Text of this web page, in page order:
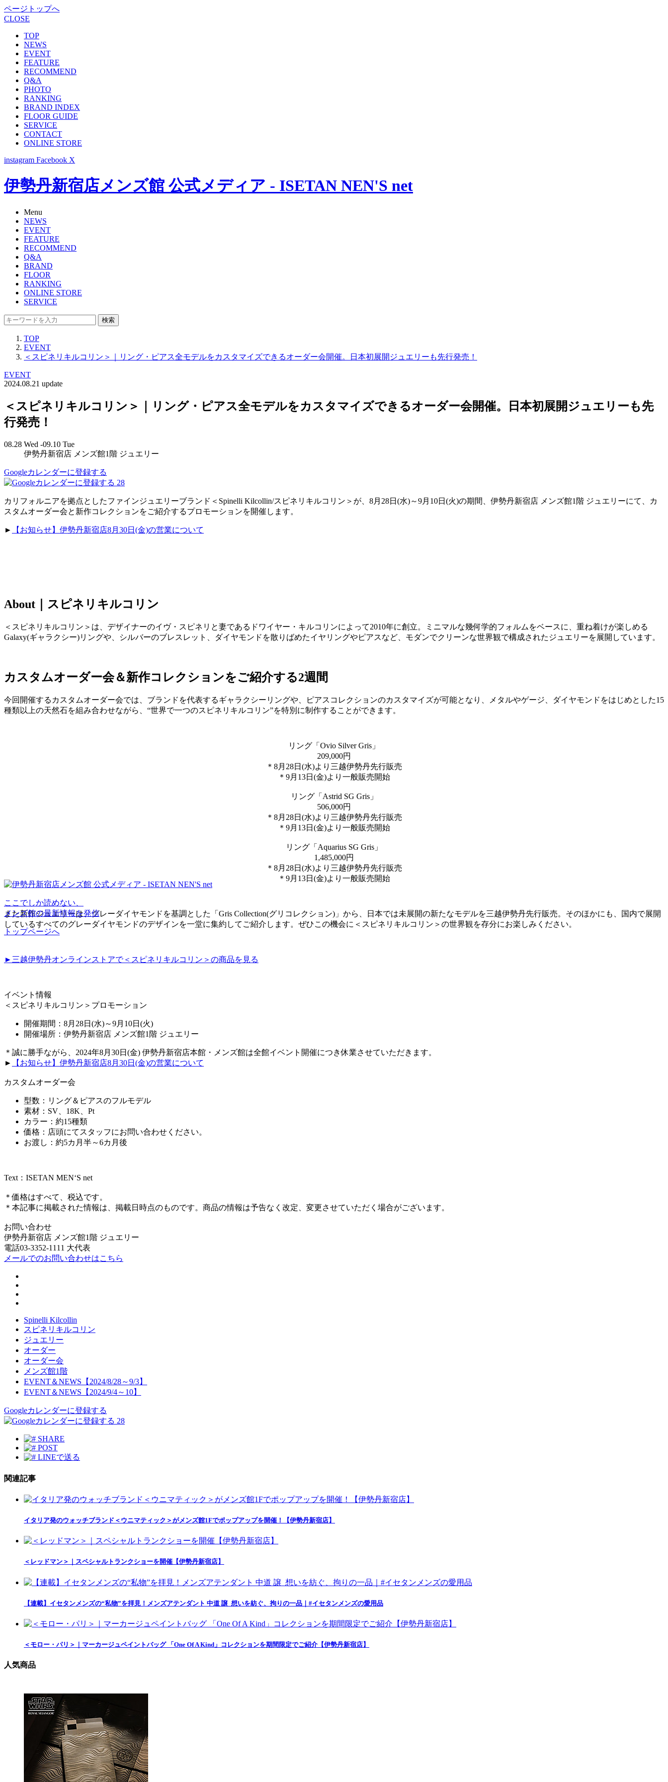
ページトップへ
CLOSE
TOP
NEWS
EVENT
FEATURE
RECOMMEND
Q&A
PHOTO
RANKING
BRAND INDEX
FLOOR GUIDE
SERVICE
CONTACT
ONLINE STORE
instagram Facebook X
伊勢丹新宿店メンズ館 公式メディア - ISETAN NEN'S net
Menu
NEWS
EVENT
FEATURE
RECOMMEND
Q&A
BRAND
FLOOR
RANKING
ONLINE STORE
SERVICE
検索
TOP
EVENT
＜スピネリキルコリン＞｜リング・ピアス全モデルをカスタマイズできるオーダー会開催。日本初展開ジュエリーも先行発売！
EVENT
2024.08.21 update
＜スピネリキルコリン＞｜リング・ピアス全モデルをカスタマイズできるオーダー会開催。日本初展開ジュエリーも先
行発売！
08.28 Wed -09.10 Tue
伊勢丹新宿店 メンズ館1階 ジュエリー
Googleカレンダーに登録する
28
カリフォルニアを拠点としたファインジュエリーブランド＜Spinelli Kilcollin/スピネリキルコリン＞が、8月28日(水)～9月10日(火)の期間、伊勢丹新宿店 メンズ館1階 ジュエリーにて、カ
スタムオーダー会と新作コレクションをご紹介するプロモーションを開催します。
► 【お知らせ】伊勢丹新宿店8月30日(金)の営業について
About｜スピネリキルコリン
＜スピネリキルコリン＞は、デザイナーのイヴ・スピネリと妻であるドワイヤー・キルコリンによって2010年に創立。ミニマルな幾何学的フォルムをベースに、重ね着けが楽しめる
Galaxy(ギャラクシー)リングや、シルバーのブレスレット、ダイヤモンドを散りばめたイヤリングやピアスなど、モダンでクリーンな世界観で構成されたジュエリーを展開しています。
カスタムオーダー会＆新作コレクションをご紹介する2週間
今回開催するカスタムオーダー会では、ブランドを代表するギャラクシーリングや、ピアスコレクションのカスタマイズが可能となり、メタルやゲージ、ダイヤモンドをはじめとした15
種類以上の天然石を組み合わせながら、“世界で一つのスピネリキルコリン”を特別に制作することができます。
リング「Ovio Silver Gris」
209,000円
＊8月28日(水)より三越伊勢丹先行販売
＊9月13日(金)より一般販売開始
リング「Astrid SG Gris」
506,000円
＊8月28日(水)より三越伊勢丹先行販売
＊9月13日(金)より一般販売開始
リング「Aquarius SG Gris」
1,485,000円
＊8月28日(水)より三越伊勢丹先行販売
＊9月13日(金)より一般販売開始
また新作ジュエリーは、グレーダイヤモンドを基調とした「Gris Collection(グリコレクション)」から、日本では未展開の新たなモデルを三越伊勢丹先行販売。そのほかにも、国内で展開
しているすべてのグレーダイヤモンドのデザインを一堂に集約してご紹介します。ぜひこの機会に＜スピネリキルコリン＞の世界観を存分にお楽しみください。
►三越伊勢丹オンラインストアで＜スピネリキルコリン＞の商品を見る
イベント情報
＜スピネリキルコリン＞プロモーション
開催期間：8月28日(水)～9月10日(火)
開催場所：伊勢丹新宿店 メンズ館1階 ジュエリー
＊誠に勝手ながら、2024年8月30日(金) 伊勢丹新宿店本館・メンズ館は全館イベント開催につき休業させていただきます。
►
【お知らせ】伊勢丹新宿店8月30日(金)の営業について
カスタムオーダー会
型数：リング＆ピアスのフルモデル
素材：SV、18K、Pt
カラー：約15種類
価格：店頭にてスタッフにお問い合わせください。
お渡し：約5カ月半～6カ月後
Text：ISETAN MEN‘S net
＊価格はすべて、税込です。
＊本記事に掲載された情報は、掲載日時点のものです。商品の情報は予告なく改定、変更させていただく場合がございます。
お問い合わせ
伊勢丹新宿店 メンズ館1階 ジュエリー
電話03-3352-1111 大代表
メールでのお問い合わせはこちら
Spinelli Kilcollin
スピネリキルコリン
ジュエリー
オーダー
オーダー会
メンズ館1階
EVENT＆NEWS【2024/8/28～9/3】
EVENT＆NEWS【2024/9/4～10】
Googleカレンダーに登録する
28
SHARE
POST
LINEで送る
関連記事
イタリア発のウォッチブランド＜ウニマティック＞がメンズ館1Fでポップアップを開催！【伊勢丹新宿店】
＜レッドマン＞｜スペシャルトランクショーを開催【伊勢丹新宿店】
【連載】イセタンメンズの“私物”を拝見！メンズアテンダント 中道 譲_想いを紡ぐ、拘りの一品｜#イセタンメンズの愛用品
＜モロー・パリ＞｜マーカージュペイントバッグ 「One Of A Kind」コレクションを期間限定でご紹介【伊勢丹新宿店】
人気商品
ここでしか読めない、
メンズ館の最新情報を発信
トップページへ